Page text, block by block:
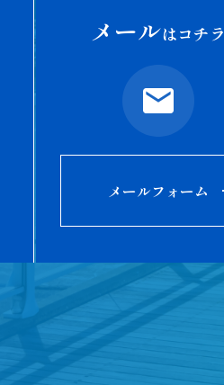
メールはコチラ
メールフォーム